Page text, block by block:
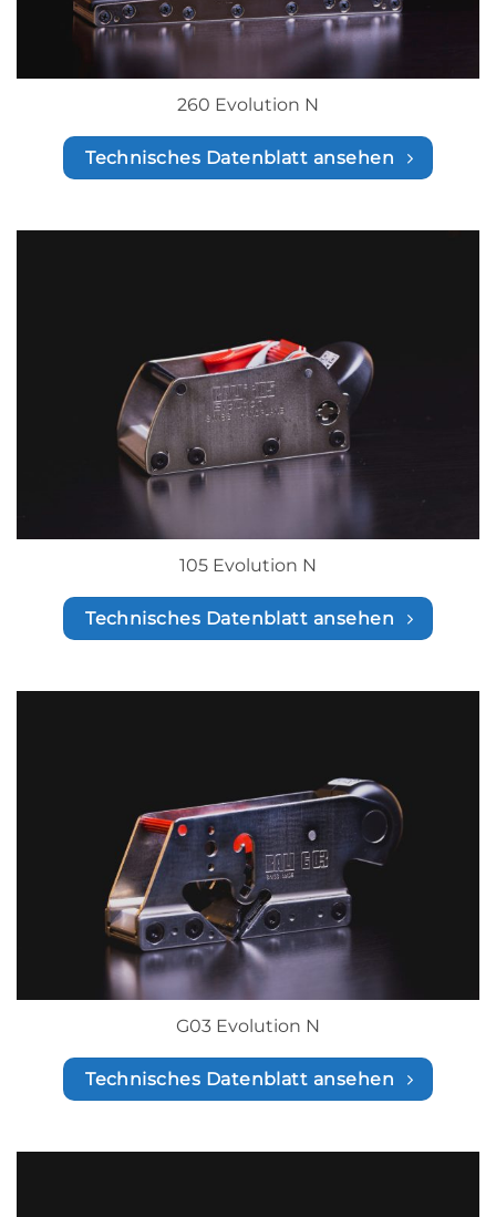
260 Evolution N
Technisches Datenblatt ansehen
105 Evolution N
Technisches Datenblatt ansehen
G03 Evolution N
Technisches Datenblatt ansehen